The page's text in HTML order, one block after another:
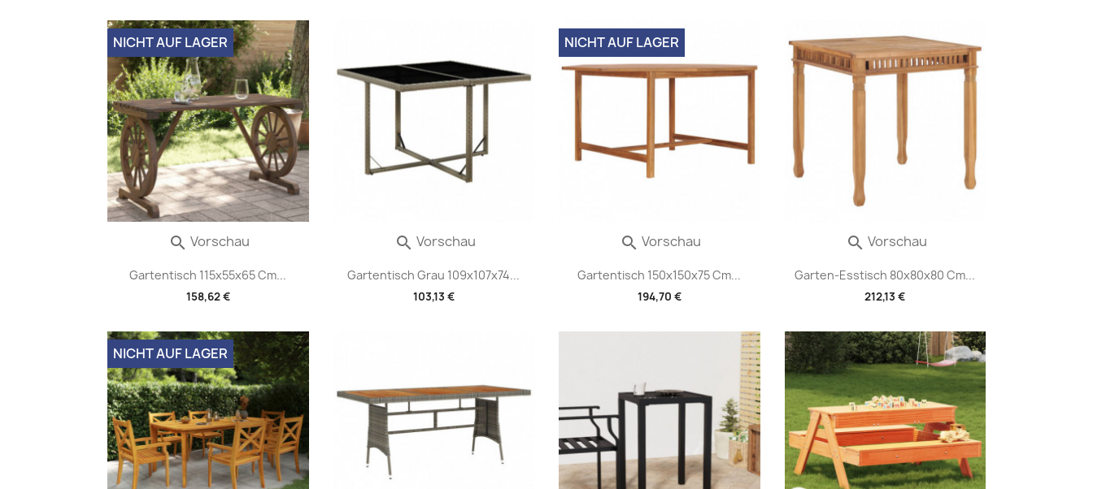
Gartentisch 115x55x65 Cm...
158,62 €
NICHT AUF LAGER
 Vorschau
Gartentisch Grau 109x107x74...
103,13 €
 Vorschau
Gartentisch 150x150x75 Cm...
194,70 €
NICHT AUF LAGER
 Vorschau
Garten-Esstisch 80x80x80 Cm...
212,13 €
 Vorschau
NICHT AUF LAGER